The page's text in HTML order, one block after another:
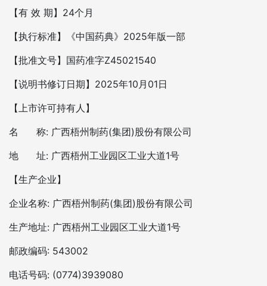
【有 效 期】24个月
【执行标准】《中国药典》2025年版一部
【批准文号】国药准字Z45021540
【说明书修订日期】2025年10月01日
【上市许可持有人】
名 称: 广西梧州制药(集团)股份有限公司
地 址: 广西梧州工业园区工业大道1号
【生产企业】
企业名称: 广西梧州制药(集团)股份有限公司
生产地址: 广西梧州工业园区工业大道1号
邮政编码: 543002
电话号码: (0774)3939080